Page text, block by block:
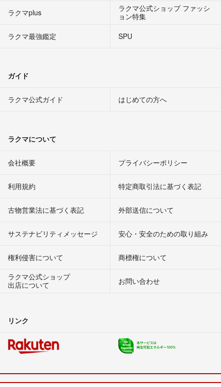
ラクマplus
ラクマ公式ショップ ファッシ
ョン特集
ラクマ最強鑑定
SPU
ガイド
ラクマ公式ガイド はじめての方へ
ラクマについて
会社概要 プライバシーポリシー
利用規約 特定商取引法に基づく表記
古物営業法に基づく表記 外部送信について
サステナビリティメッセージ 安心・安全のための取り組み
権利侵害について
商標権について
ラクマ公式ショップ
出店について
お問い合わせ
リンク